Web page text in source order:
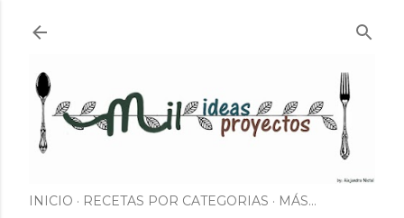
INICIO RECETAS POR CATEGORIAS MÁS…